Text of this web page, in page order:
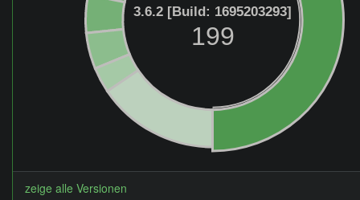
3.6.2 [Build: 1695203293]
199
zeige alle Versionen